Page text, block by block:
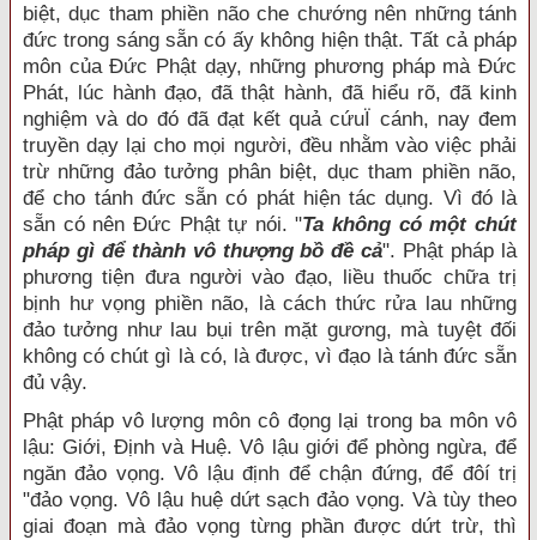
biệt, dục tham phiền não che chướng nên những tánh
đức trong sáng sẵn có ấy không hiện thật. Tất cả pháp
môn của Đức Phật dạy, những phương pháp mà Đức
Phát, lúc hành đạo, đã thật hành, đã hiểu rõ, đã kinh
nghiệm và do đó đã đạt kết quả cứuÏ cánh, nay đem
truyền dạy lại cho mọi người, đều nhằm vào việc phải
trừ những đảo tưởng phân biệt, dục tham phiền não,
để cho tánh đức sẵn có phát hiện tác dụng. Vì đó là
sẵn có nên Đức Phật tự nói. "Ta không có một chút
pháp gì để thành vô thượng bồ đề cả". Phật pháp là
phương tiện đưa người vào đạo, liều thuốc chữa trị
bịnh hư vọng phiền não, là cách thức rửa lau những
đảo tưởng như lau bụi trên mặt gương, mà tuyệt đối
không có chút gì là có, là được, vì đạo là tánh đức sẵn
đủ vậy.
Phật pháp vô lượng môn cô đọng lại trong ba môn vô
lậu: Giới, Định và Huệ. Vô lậu giới để phòng ngừa, để
ngăn đảo vọng. Vô lậu định để chận đứng, để đôí trị
"đảo vọng. Vô lậu huệ dứt sạch đảo vọng. Và tùy theo
giai đoạn mà đảo vọng từng phần được dứt trừ, thì